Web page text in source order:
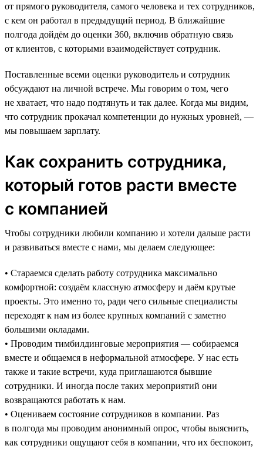
от прямого руководителя, самого человека и тех сотрудников,
с кем он работал в предыдущий период. В ближайшие
полгода дойдём до оценки 360, включив обратную связь
от клиентов, с которыми взаимодействует сотрудник.
Поставленные всеми оценки руководитель и сотрудник
обсуждают на личной встрече. Мы говорим о том, чего
не хватает, что надо подтянуть и так далее. Когда мы видим,
что сотрудник прокачал компетенции до нужных уровней, —
мы повышаем зарплату.
Как сохранить сотрудника,
который готов расти вместе
с компанией
Чтобы сотрудники любили компанию и хотели дальше расти
и развиваться вместе с нами, мы делаем следующее:
• Стараемся сделать работу сотрудника максимально
комфортной: создаём классную атмосферу и даём крутые
проекты. Это именно то, ради чего сильные специалисты
переходят к нам из более крупных компаний с заметно
большими окладами.
• Проводим тимбилдинговые мероприятия — собираемся
вместе и общаемся в неформальной атмосфере. У нас есть
также и такие встречи, куда приглашаются бывшие
сотрудники. И иногда после таких мероприятий они
возвращаются работать к нам.
• Оцениваем состояние сотрудников в компании. Раз
в полгода мы проводим анонимный опрос, чтобы выяснить,
как сотрудники ощущают себя в компании, что их беспокоит,